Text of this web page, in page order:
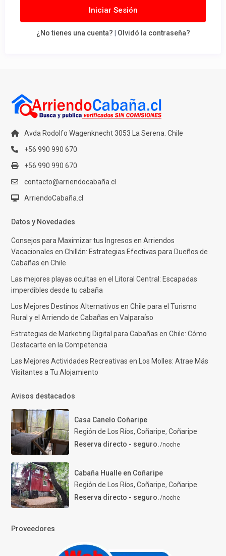
Iniciar Sesión
¿No tienes una cuenta? Olvidó la contraseña?
Avda Rodolfo Wagenknecht 3053 La Serena. Chile
+56 990 990 670
+56 990 990 670
contacto@arriendocabaña.cl
ArriendoCabaña.cl
Datos y Novedades
Consejos para Maximizar tus Ingresos en Arriendos
Vacacionales en Chillán: Estrategias Efectivas para Dueños de
Cabañas en Chile
Las mejores playas ocultas en el Litoral Central: Escapadas
imperdibles desde tu cabaña
Los Mejores Destinos Alternativos en Chile para el Turismo
Rural y el Arriendo de Cabañas en Valparaíso
Estrategias de Marketing Digital para Cabañas en Chile: Cómo
Destacarte en la Competencia
Las Mejores Actividades Recreativas en Los Molles: Atrae Más
Visitantes a Tu Alojamiento
Avisos destacados
Casa Canelo Coñaripe
Región de Los Ríos, Coñaripe, Coñaripe
Reserva directo - seguro./noche
Cabaña Hualle en Coñaripe
Región de Los Ríos, Coñaripe, Coñaripe
Reserva directo - seguro./noche
Proveedores